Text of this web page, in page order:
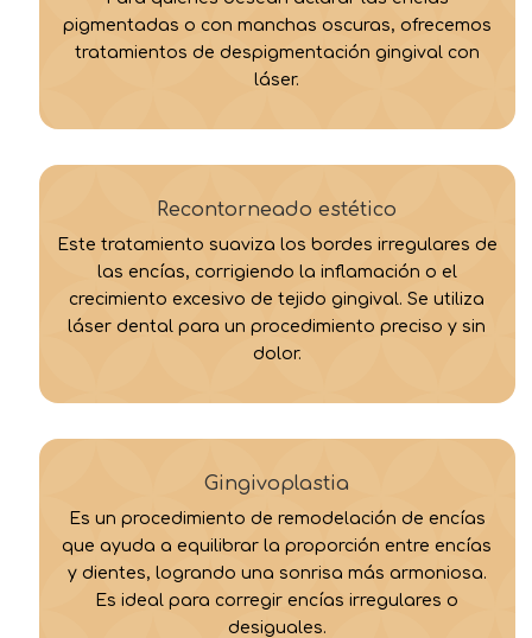
pigmentadas o con manchas oscuras, ofrecemos
tratamientos de despigmentación gingival con
láser.
Recontorneado estético
Este tratamiento suaviza los bordes irregulares de
las encías, corrigiendo la inflamación o el
crecimiento excesivo de tejido gingival. Se utiliza
láser dental para un procedimiento preciso y sin
dolor.
Gingivoplastia
Es un procedimiento de remodelación de encías
que ayuda a equilibrar la proporción entre encías
y dientes, logrando una sonrisa más armoniosa.
Es ideal para corregir encías irregulares o
desiguales.